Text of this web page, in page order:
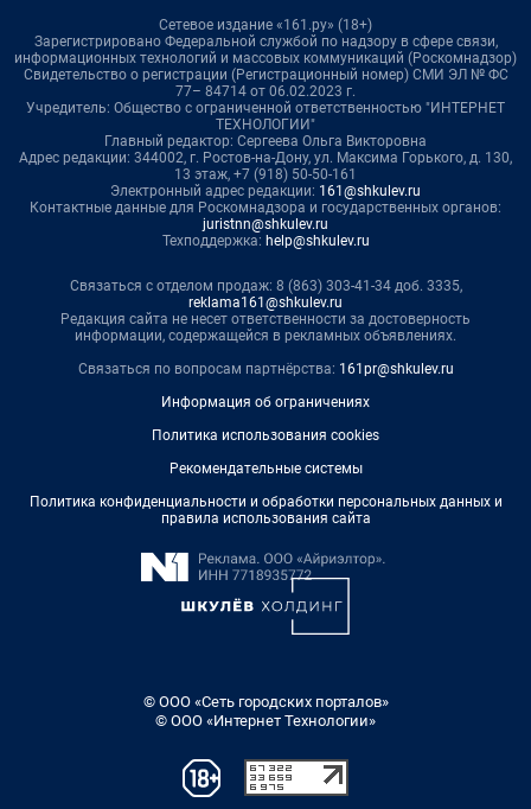
Сетевое издание «161.ру» (18+)
Зарегистрировано Федеральной службой по надзору в сфере связи,
информационных технологий и массовых коммуникаций (Роскомнадзор)
Свидетельство о регистрации (Регистрационный номер) СМИ ЭЛ № ФС
77– 84714 от 06.02.2023 г.
Учредитель: Общество с ограниченной ответственностью "ИНТЕРНЕТ
ТЕХНОЛОГИИ"
Главный редактор: Сергеева Ольга Викторовна
Адрес редакции: 344002, г. Ростов-на-Дону, ул. Максима Горького, д. 130,
13 этаж, +7 (918) 50-50-161
Электронный адрес редакции: 161@shkulev.ru
Контактные данные для Роскомнадзора и государственных органов:
juristnn@shkulev.ru
Техподдержка: help@shkulev.ru
Связаться с отделом продаж: 8 (863) 303-41-34 доб. 3335,
reklama161@shkulev.ru
Редакция сайта не несет ответственности за достоверность
информации, содержащейся в рекламных объявлениях.
Связаться по вопросам партнёрства: 161pr@shkulev.ru
Информация об ограничениях
Политика использования cookies
Рекомендательные системы
Политика конфиденциальности и обработки персональных данных и
правила использования сайта
© ООО «Сеть городских порталов»
© ООО «Интернет Технологии»